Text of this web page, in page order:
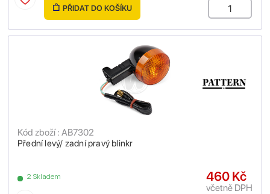
PŘIDAT DO KOŠÍKU
Přední levý/ zadní pravý blinkr
Kód zboží : AB7302
2 Skladem 460 Kč
včetně DPH